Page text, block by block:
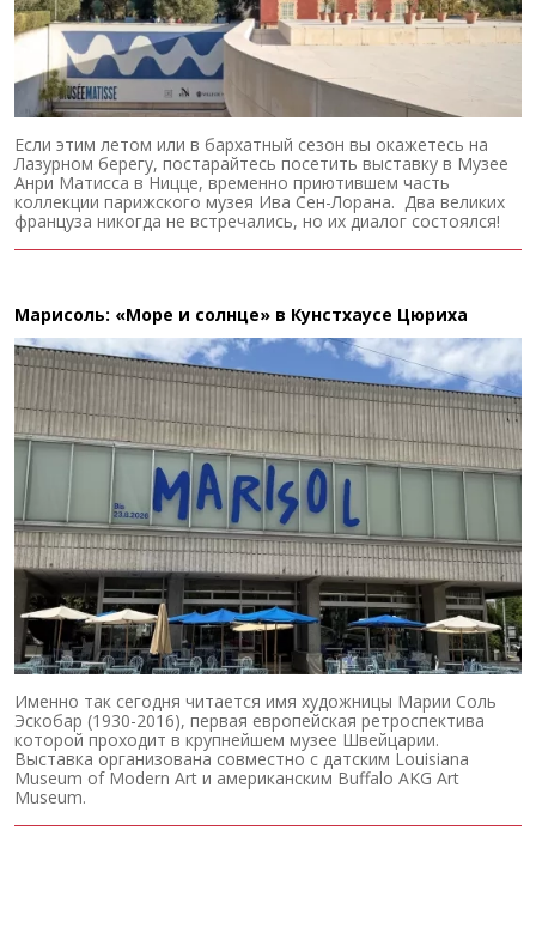
Если этим летом или в бархатный сезон вы окажетесь на
Лазурном берегу, постарайтесь посетить выставку в Музее
Анри Матисса в Ницце, временно приютившем часть
коллекции парижского музея Ива Сен-Лорана. Два великих
француза никогда не встречались, но их диалог состоялся!
Марисоль: «Море и солнце» в Кунстхаусе Цюриха
Именно так сегодня читается имя художницы Марии Соль
Эскобар (1930-2016), первая европейская ретроспектива
которой проходит в крупнейшем музее Швейцарии.
Выставка организована совместно с датским Louisiana
Museum of Modern Art и американским Buffalo AKG Art
Museum.